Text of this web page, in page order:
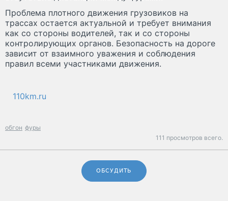
Проблема плотного движения грузовиков на
трассах остается актуальной и требует внимания
как со стороны водителей, так и со стороны
контролирующих органов. Безопасность на дороге
зависит от взаимного уважения и соблюдения
правил всеми участниками движения.
110km.ru
обгон фуры
111 просмотров всего.
ОБСУДИТЬ